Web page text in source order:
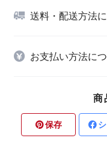
送料・配送方法
お支払い方法に
商
保存